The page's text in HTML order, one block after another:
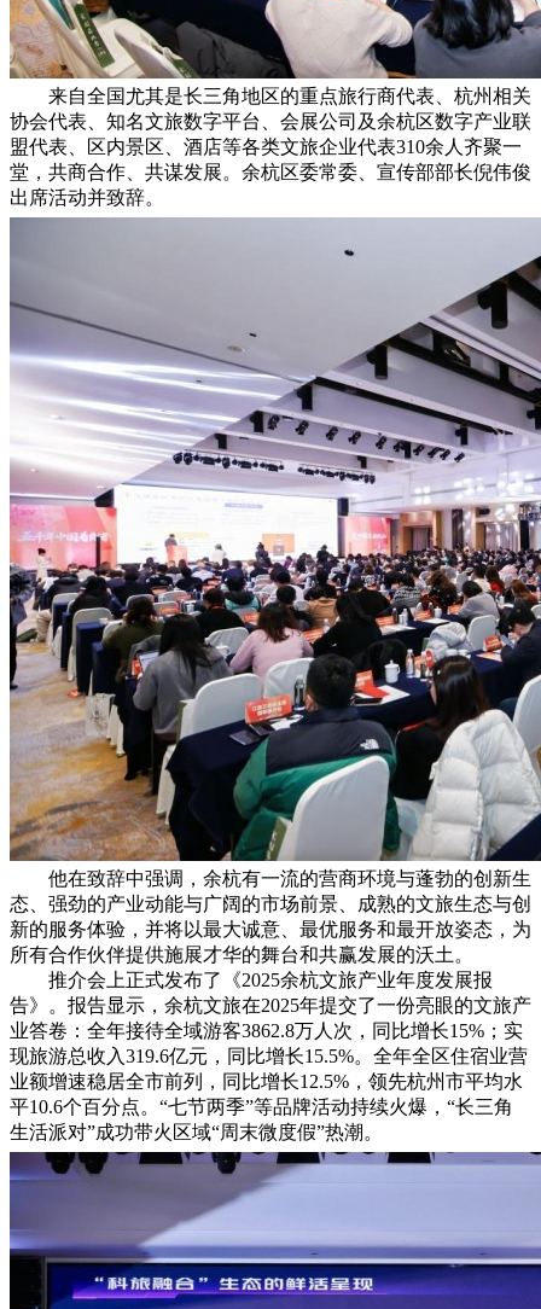
来自全国尤其是长三角地区的重点旅行商代表、杭州相关
协会代表、知名文旅数字平台、会展公司及余杭区数字产业联
盟代表、区内景区、酒店等各类文旅企业代表310余人齐聚一
堂，共商合作、共谋发展。余杭区委常委、宣传部部长倪伟俊
出席活动并致辞。
他在致辞中强调，余杭有一流的营商环境与蓬勃的创新生
态、强劲的产业动能与广阔的市场前景、成熟的文旅生态与创
新的服务体验，并将以最大诚意、最优服务和最开放姿态，为
所有合作伙伴提供施展才华的舞台和共赢发展的沃土。
推介会上正式发布了《2025余杭文旅产业年度发展报
告》。报告显示，余杭文旅在2025年提交了一份亮眼的文旅产
业答卷：全年接待全域游客3862.8万人次，同比增长15%；实
现旅游总收入319.6亿元，同比增长15.5%。全年全区住宿业营
业额增速稳居全市前列，同比增长12.5%，领先杭州市平均水
平10.6个百分点。“七节两季”等品牌活动持续火爆，“长三角
生活派对”成功带火区域“周末微度假”热潮。